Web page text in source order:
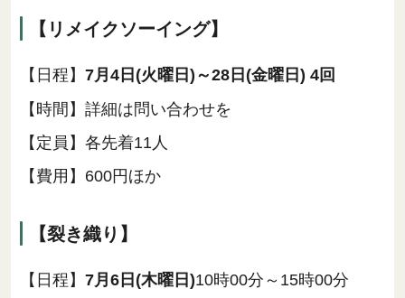
【リメイクソーイング】
【日程】 7月4日(火曜日)～28日(金曜日) 4回
【時間】詳細は問い合わせを
【定員】各先着11人
【費用】600円ほか
【裂き織り】
【日程】 7月6日(木曜日)10時00分～15時00分